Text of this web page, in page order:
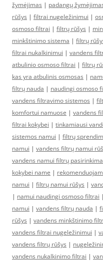
žymėjimas | padangų
rūšys | filtrai nugeležinimui |
osmoso filtrai | filtrų rūšys |
minkštinimo sistema | filtrų
filtrai nukalkinimui | vandens
atbulinio osmoso filtrai | filtrų
kas yra atbulinis osmosas |
filtrų nauda | naudingi osmoso
vandens filtravimo sistemos |
komfortui namuose | vandens
filtrai kokybei | tinkamiausi
sistemos namui | filtrų
namui | vandens filtrų namui
vandens namui filtrų
kokybei name |
namui | filtrų namui rūšys |
| namui naudingi osmoso filtrai |
namui | vandens filtrų nauda |
rūšys | vandens minkštinimo
vandens filtrai nugeležinimui |
vandens filtrų rūšys |
vandens nukalkinimo filtrai |